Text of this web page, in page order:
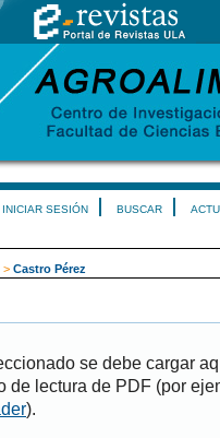
INICIAR SESIÓN BUSCAR
> Castro Pérez
se debe cargar
de lectura de PDF (por
).